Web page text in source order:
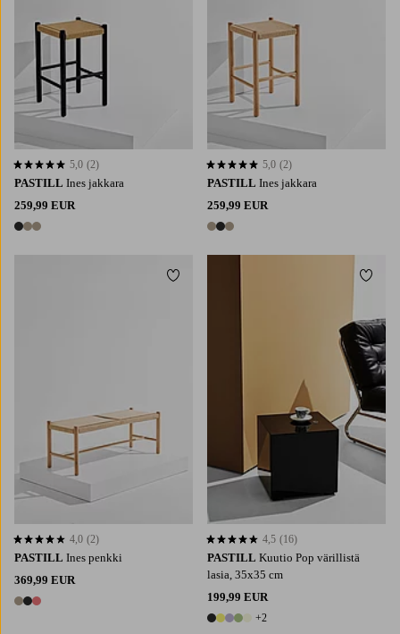
PASTILL Ines jakkara
259,99 EUR
3 värejä
5,0 perustuen 2 arvosanaan
5,0 (2)
PASTILL Ines jakkara
259,99 EUR
3 värejä
5,0 perustuen 2 arvosanaan
5,0 (2)
PASTILL Ines penkki
369,99 EUR
3 värejä
4,0 perustuen 2 arvosanaan
4,0 (2)
Lisää suosikkeihin
PASTILL Kuutio Pop värillistä
lasia, 35x35 cm
199,99 EUR
7 värejä
+2
4,5 perustuen 16 arvosanaan
4,5 (16)
Lisää